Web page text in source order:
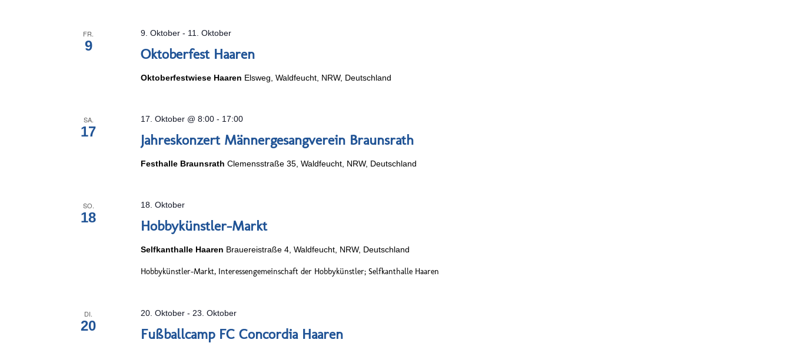
FR.
9 Oktoberfest Haaren
9. Oktober - 11. Oktober
Oktoberfestwiese Haaren Elsweg, Waldfeucht, NRW, Deutschland
SA.
17 Jahreskonzert Männergesangverein Braunsrath
17. Oktober @ 8:00 - 17:00
Festhalle BraunsrathClemensstraße 35, Waldfeucht, NRW, Deutschland
SO.
18 Hobbykünstler-Markt
18. Oktober
Selfkanthalle Haaren Brauereistraße 4, Waldfeucht, NRW, Deutschland
Hobbykünstler-Markt, Interessengemeinschaft der Hobbykünstler; Selfkanthalle Haaren
DI.
20 Fußballcamp FC Concordia Haaren
20. Oktober - 23. Oktober